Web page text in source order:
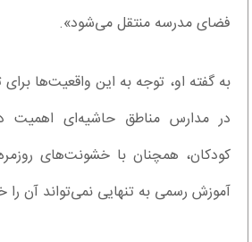
فضای مدرسه منتقل می‌شود».
به گفته او، توجه به این واقعیت‌ها
در مدارس مناطق حاشیه‌ای اهمیت
کودکان، همچنان با خشونت‌های
آموزش رسمی به تنهایی نمی‌تواند آن را